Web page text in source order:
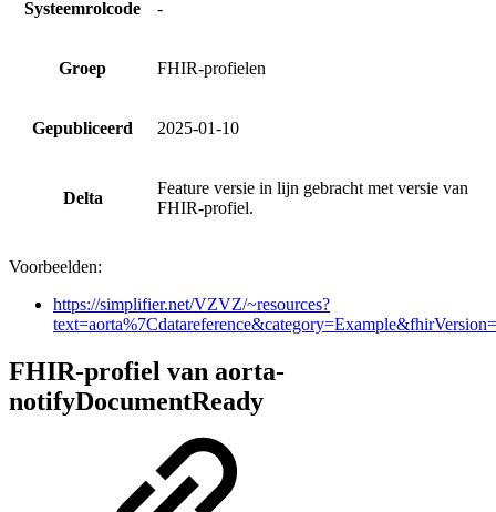
Systeemrolcode -
Groep FHIR-profielen
Gepubliceerd 2025-01-10
Delta
Feature versie in lijn gebracht met versie van
FHIR-profiel.
Voorbeelden:
https://simplifier.net/VZVZ/~resources?
FHIR-profiel van aorta-
notifyDocumentReady